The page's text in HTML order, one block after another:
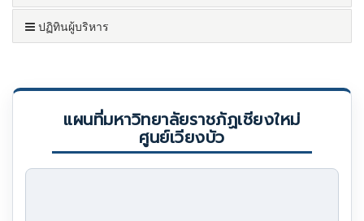
ปฏิทินผู้บริหาร
แผนที่มหาวิทยาลัยราชภัฏเชียงใหม่
ศูนย์เวียงบัว